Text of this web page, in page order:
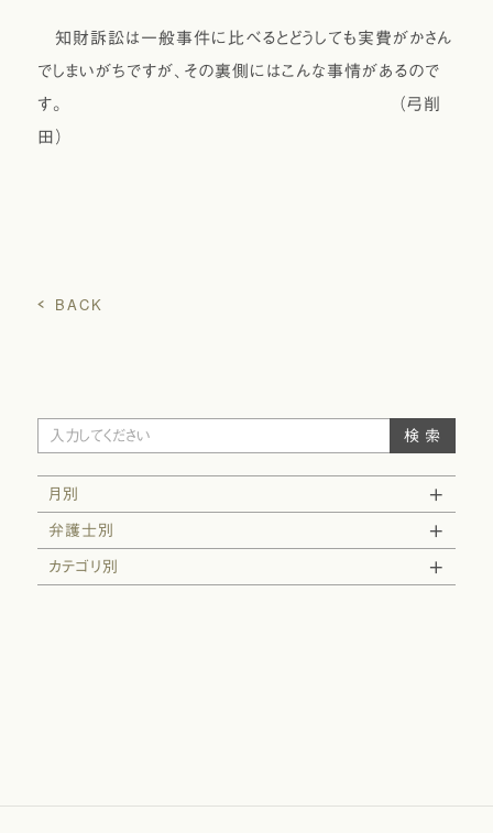
知財訴訟は一般事件に比べるとどうしても実費がかさん
でしまいがちですが、その裏側にはこんな事情があるので
す。 （弓削
田）
BACK
月別
弁護士別
カテゴリ別